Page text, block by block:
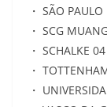
・ SÃO PAULO
・ SCG
・ SCHALKE 04
・
・